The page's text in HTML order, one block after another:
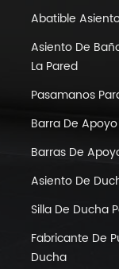
Abatible
Asiento De
La Pared
Pasamanos
Barra De
Barras De
Asiento De
Silla De Ducha
Fabricante De
Ducha